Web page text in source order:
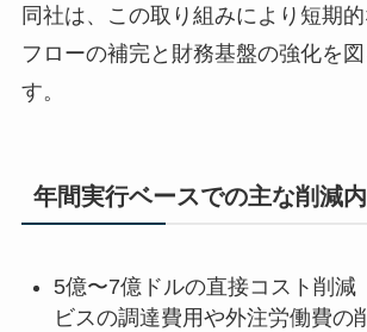
同社は、この取り組みにより短期
フローの補完と財務基盤の強化を
す。
年間実行ベースでの主な削減内
5億〜7億ドルの直接コスト削減
ビスの調達費用や外注労働費の